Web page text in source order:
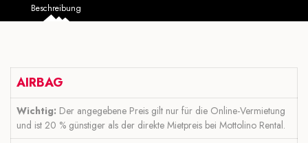
Beschreibung
AIRBAG
Wichtig: Der angegebene Preis gilt nur für die Online-Vermietung
und ist 20 % günstiger als der direkte Mietpreis bei Mottolino Rental.